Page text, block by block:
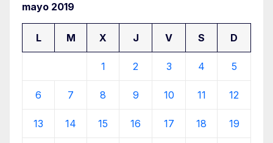
mayo 2019
L M X J V S D
1 2 3 4 5
6 7 8 9 10 11 12
13 14 15 16 17 18 19